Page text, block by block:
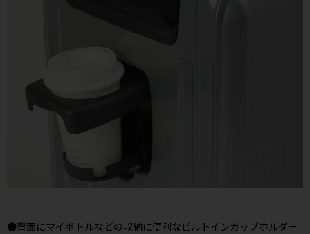
●背面にマイボトルなどの収納に便利なビルトインカップホルダー